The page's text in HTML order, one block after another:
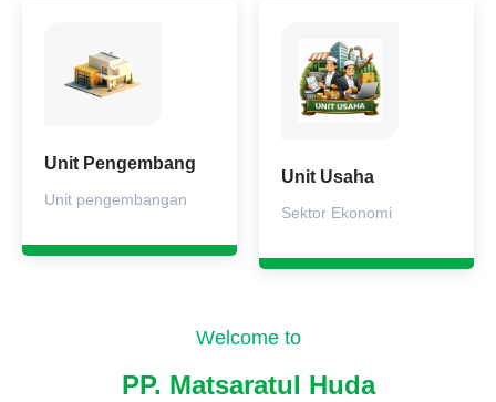
Unit Pengembang
Unit pengembangan
Unit Usaha
Sektor Ekonomi
Welcome to
PP. Matsaratul Huda